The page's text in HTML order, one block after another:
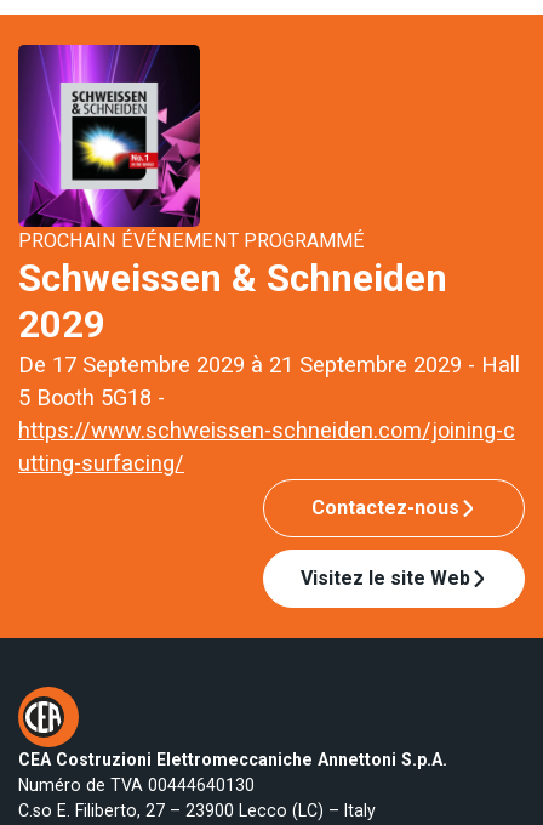
PROCHAIN ÉVÉNEMENT PROGRAMMÉ
Schweissen & Schneiden
2029
De 17 Septembre 2029 à 21 Septembre 2029 - Hall
5 Booth 5G18 -
https://www.schweissen-schneiden.com/joining-c
utting-surfacing/
Contactez-nous
Visitez le site Web
CEA Costruzioni Elettromeccaniche Annettoni S.p.A.
Numéro de TVA 00444640130
C.so E. Filiberto, 27 – 23900 Lecco (LC) – Italy